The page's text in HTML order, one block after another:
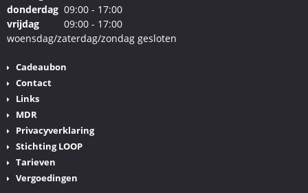
donderdag 09:00 - 17:00
vrijdag 09:00 - 17:00
woensdag/zaterdag/zondag gesloten
Cadeaubon
Contact
Links
MDR
Privacyverklaring
Stichting LOOP
Tarieven
Vergoedingen